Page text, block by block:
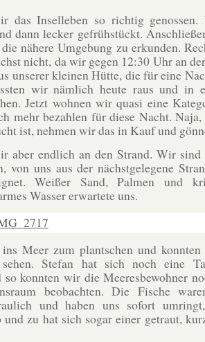
das Inselleben so richtig genossen.
dann lecker gefrühstückt.
nähere Umgebung zu erkunden.
nicht, da wir gegen 12:30 Uhr an
unserer kleinen Hütte, die für eine
wir nämlich heute raus und in
Jetzt wohnen wir quasi eine
mehr bezahlen für diese Nacht.
ist, nehmen wir das in Kauf und
aber endlich an den Strand. Wir sind
von uns aus der nächstgelegene
Weißer Sand, Palmen und
Wasser erwartete uns.
Meer zum plantschen und konnten
Stefan hat sich noch eine
so konnten wir die Meeresbewohner
beobachten. Die Fische
und haben uns sofort
und zu hat sich sogar einer getraut,